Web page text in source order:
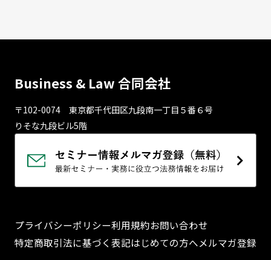
Business & Law 合同会社
〒102-0074 東京都千代⽥区九段南⼀丁⽬５番６号
りそな九段ビル5階
プライバシーポリシー利用規約お問い合わせ
特定商取引法に基づく表記はじめての方へメルマガ登録